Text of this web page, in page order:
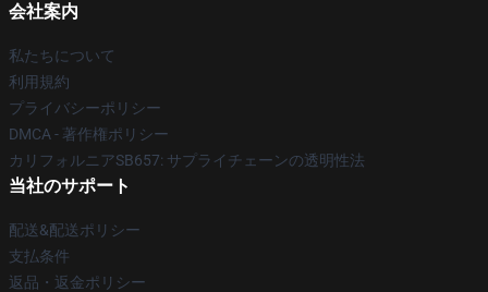
会社案内
私たちについて
利用規約
プライバシーポリシー
DMCA - 著作権ポリシー
カリフォルニアSB657: サプライチェーンの透明性法
当社のサポート
配送&配送ポリシー
支払条件
返品・返金ポリシー